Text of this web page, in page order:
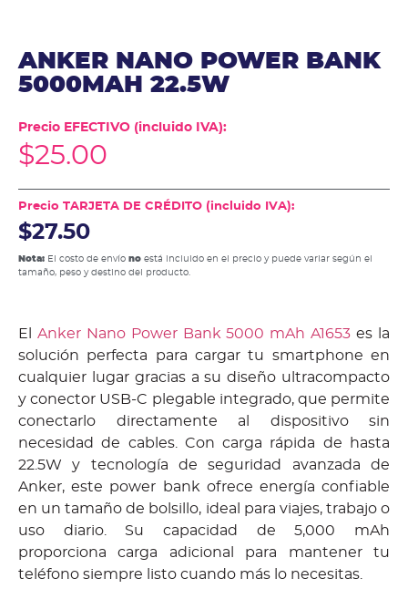
ANKER NANO POWER BANK
5000MAH 22.5W
Precio EFECTIVO (incluido IVA):
$25.00
Precio TARJETA DE CRÉDITO (incluido IVA):
$27.50
Nota: El costo de envío no está incluido en el precio y puede variar según el
tamaño, peso y destino del producto.
El Anker Nano Power Bank 5000 mAh A1653 es la
solución perfecta para cargar tu smartphone en
cualquier lugar gracias a su diseño ultracompacto
y conector USB-C plegable integrado, que permite
conectarlo directamente al dispositivo sin
necesidad de cables. Con carga rápida de hasta
22.5W y tecnología de seguridad avanzada de
Anker, este power bank ofrece energía confiable
en un tamaño de bolsillo, ideal para viajes, trabajo o
uso diario. Su capacidad de 5,000 mAh
proporciona carga adicional para mantener tu
teléfono siempre listo cuando más lo necesitas.